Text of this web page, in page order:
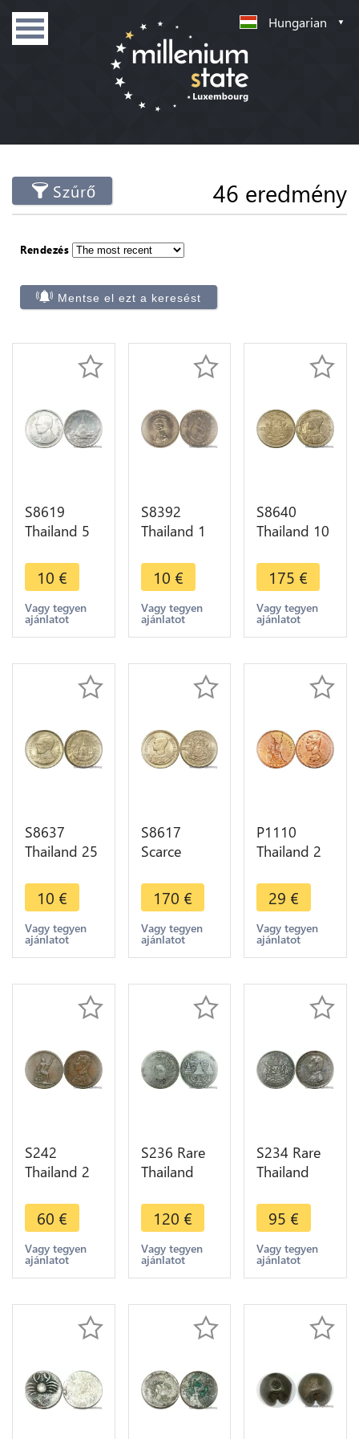
Hungarian
Szűrő 46 eredmény
Rendezés
Mentse el ezt a keresést
S8619
Thailand 5
Rama IX
2532 1989
UNC ->
Make Offer
10 €
Vagy tegyen
ajánlatot
S8392
Thailand 1
IX 1975
FDC UNC -
> Make
Offer
10 €
Vagy tegyen
ajánlatot
S8640
Thailand 10
Rama IX
1957 ->
Make Offer
175 €
Vagy tegyen
ajánlatot
S8637
Thailand 25
Rama IX
1990 ->
Make Offer
10 €
Vagy tegyen
ajánlatot
S8617
Scarce
Satang
Rama IX
2500 1957
UNC ->
170 €
Vagy tegyen
ajánlatot
P1110
Thailand 2
1890 109 -
>Make
offer
29 €
Vagy tegyen
ajánlatot
S242
Thailand 2
1868 -
1910 XF ->
Make offer
60 €
Vagy tegyen
ajánlatot
S236 Rare
Thailand
IV 1860
Silver
Elephant ->
Make offer
120 €
Vagy tegyen
ajánlatot
S234 Rare
Thailand
V undated
Silver 1876-
1900 ->
Make offer
95 €
Vagy tegyen
ajánlatot